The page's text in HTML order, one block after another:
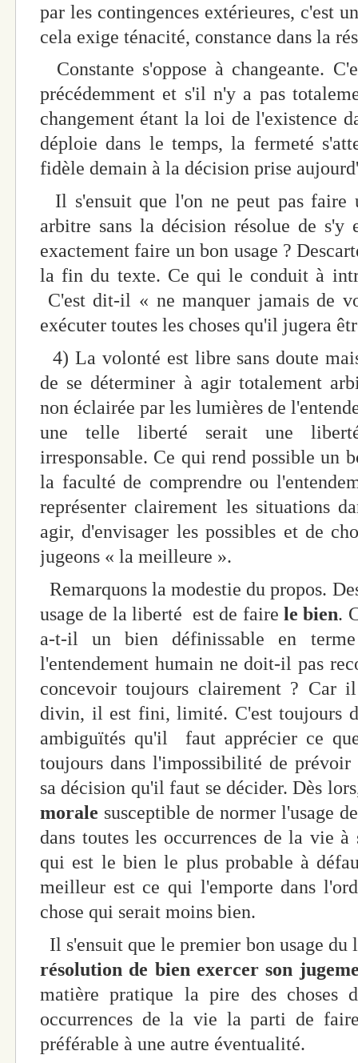
par les contingences extérieures, c'est
cela exige ténacité, constance dans la
Constante s'oppose à changeante.
précédemment et s'il n'y a pas
changement étant la loi de l'existence
déploie dans le temps, la fermeté
fidèle demain à la décision prise
Il s'ensuit que l'on ne peut pas faire
arbitre sans la décision résolue de s'y
exactement faire un bon usage ?
la fin du texte. Ce qui le conduit à
C'est dit-il « ne manquer jamais de
exécuter toutes les choses qu'il jugera
4) La volonté est libre sans doute
de se déterminer à agir totalement
non éclairée par les lumières de
une telle liberté serait une
irresponsable. Ce qui rend possible un
la faculté de comprendre ou
représenter clairement les situations
agir, d'envisager les possibles et de
jugeons « la meilleure ».
Remarquons la modestie du propos.
usage de la liberté est de faire le bien.
a-t-il un bien définissable en
l'entendement humain ne doit-il pas
concevoir toujours clairement ? Car
divin, il est fini, limité. C'est toujours
ambiguïtés qu'il faut apprécier ce
toujours dans l'impossibilité de prévoir
sa décision qu'il faut se décider. Dès
morale susceptible de normer l'usage
dans toutes les occurrences de la vie
qui est le bien le plus probable à
meilleur est ce qui l'emporte dans
chose qui serait moins bien.
Il s'ensuit que le premier bon usage
résolution de bien exercer son
matière pratique la pire des choses
occurrences de la vie la parti de
préférable à une autre éventualité.